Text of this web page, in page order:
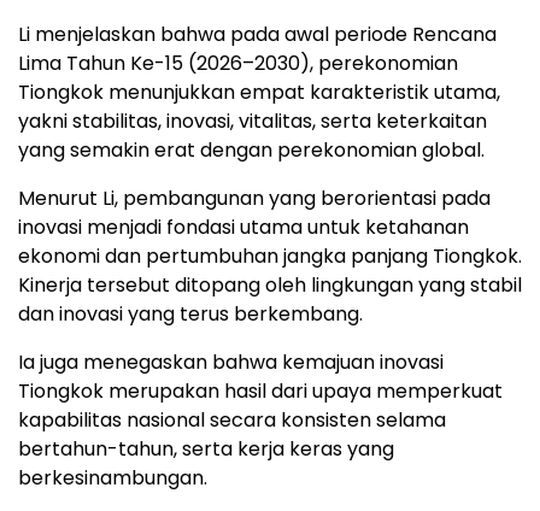
Li menjelaskan bahwa pada awal periode Rencana
Lima Tahun Ke-15 (2026–2030), perekonomian
Tiongkok menunjukkan empat karakteristik utama,
yakni stabilitas, inovasi, vitalitas, serta keterkaitan
yang semakin erat dengan perekonomian global.
Menurut Li, pembangunan yang berorientasi pada
inovasi menjadi fondasi utama untuk ketahanan
ekonomi dan pertumbuhan jangka panjang Tiongkok.
Kinerja tersebut ditopang oleh lingkungan yang stabil
dan inovasi yang terus berkembang.
Ia juga menegaskan bahwa kemajuan inovasi
Tiongkok merupakan hasil dari upaya memperkuat
kapabilitas nasional secara konsisten selama
bertahun-tahun, serta kerja keras yang
berkesinambungan.